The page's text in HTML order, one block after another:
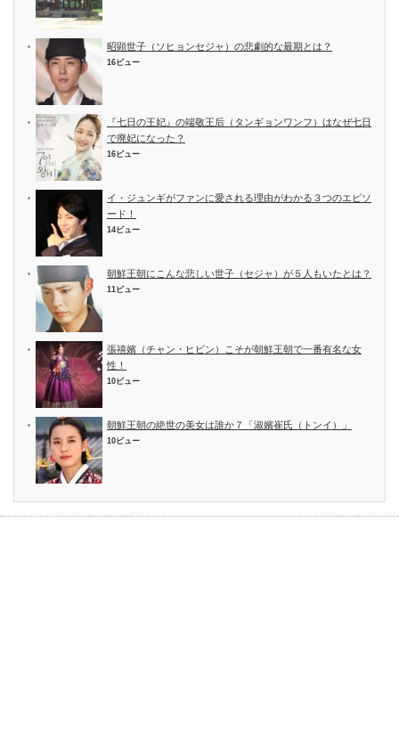
昭顕世子（ソヒョンセジャ）の悲劇的な最期とは？
16ビュー
『七日の王妃』の端敬王后（タンギョンワンフ）はなぜ七日
で廃妃になった？
16ビュー
イ・ジュンギがファンに愛される理由がわかる３つのエピソ
ード！
14ビュー
朝鮮王朝にこんな悲しい世子（セジャ）が５人もいたとは？
11ビュー
張禧嬪（チャン・ヒビン）こそが朝鮮王朝で一番有名な女
性！
10ビュー
朝鮮王朝の絶世の美女は誰か７「淑嬪崔氏（トンイ）」
10ビュー